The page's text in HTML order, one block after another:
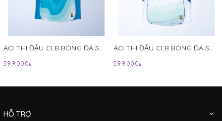
ÁO THI ĐẤU CLB BÓNG ĐÁ SHB ĐÀ NẴNG MÙA GIẢI V.LEAGUE 2024-2025 MÀU XANH KAMITO
599.000₫
ÁO THI ĐẤU CLB BÓNG ĐÁ SHB ĐÀ NẴNG MÙA GIẢI V.LEAGUE 2024-2025 MÀU TRẮNG XANH KAMITO
599.000₫
HỖ TRỢ